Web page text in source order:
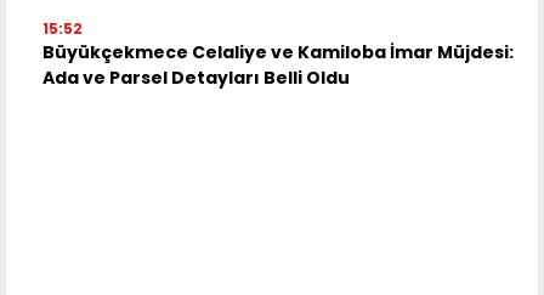
15:52
Büyükçekmece Celaliye ve Kamiloba İmar Müjdesi:
Ada ve Parsel Detayları Belli Oldu